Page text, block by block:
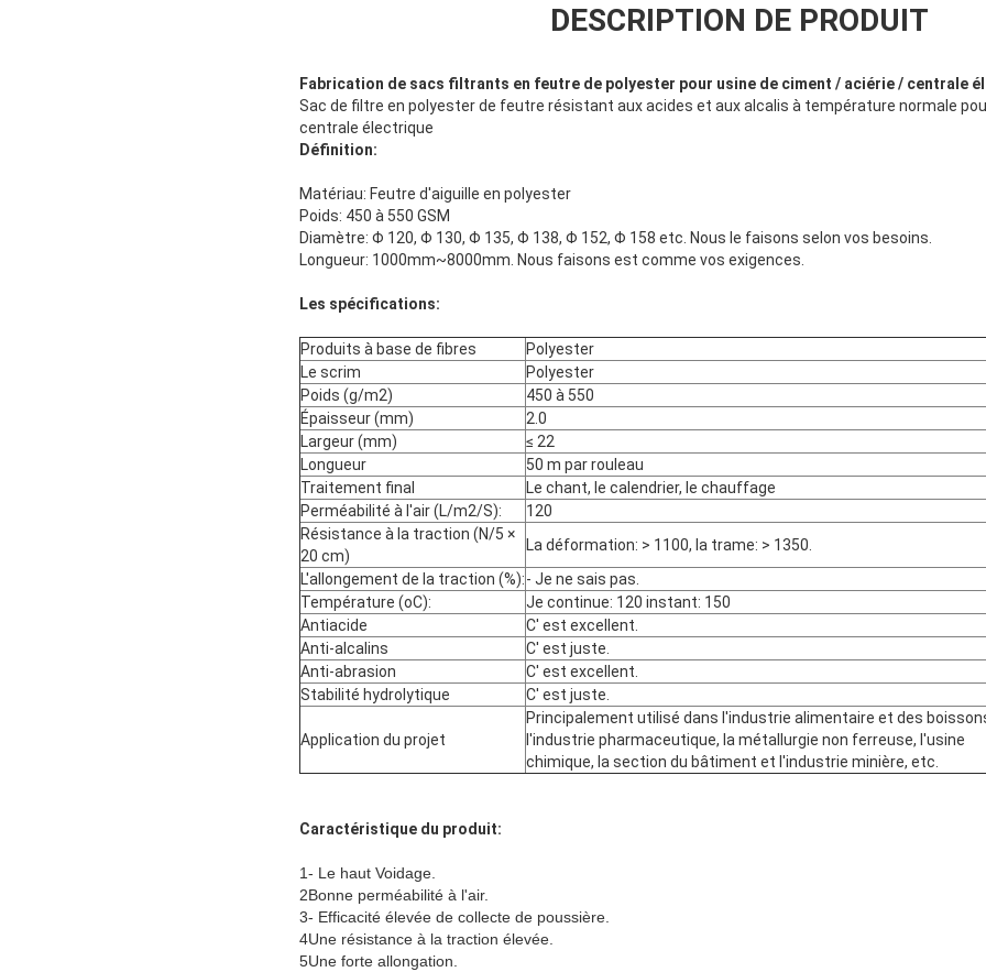
DESCRIPTION DE PRODUIT
Fabrication de sacs filtrants en feutre de polyester pour usine de ciment / aciérie / centrale
Sac de filtre en polyester de feutre résistant aux acides et aux alcalis à température normale
centrale électrique
Définition:
Matériau: Feutre d'aiguille en polyester
Poids: 450 à 550 GSM
Diamètre: Φ 120, Φ 130, Φ 135, Φ 138, Φ 152, Φ 158 etc. Nous le faisons selon vos besoins.
Longueur: 1000mm~8000mm. Nous faisons est comme vos exigences.
Les spécifications:
Produits à base de fibres
Polyester
Le scrim
Polyester
Poids (g/m2)
450 à 550
Épaisseur (mm)
2.0
Largeur (mm)
≤ 22
Longueur
50 m par rouleau
Traitement final
Le chant, le calendrier, le chauffage
Perméabilité à l'air (L/m2/S):
120
Résistance à la traction (N/5 ×
20 cm)
La déformation: > 1100, la trame: > 1350.
L'allongement de la traction (%):- Je ne sais pas.
Température (oC):
Je continue: 120 instant: 150
Antiacide
C' est excellent.
Anti-alcalins
C' est juste.
Anti-abrasion
C' est excellent.
Stabilité hydrolytique
C' est juste.
Application du projet
Principalement utilisé dans l'industrie alimentaire et des
l'industrie pharmaceutique, la métallurgie non ferreuse, l'usine
chimique, la section du bâtiment et l'industrie minière, etc.
Caractéristique du produit:
1- Le haut Voidage.
2Bonne perméabilité à l'air.
3- Efficacité élevée de collecte de poussière.
4Une résistance à la traction élevée.
5Une forte allongation.